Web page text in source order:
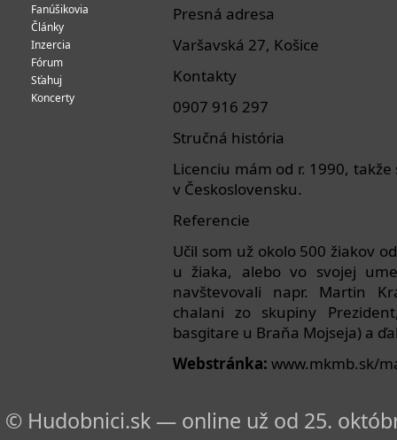
Fanúšikovia
Články
Inzercia
Fórum
Sťahuj
Koncerty
Presná adresa
Varšavská 27, Košice
Kontakty
0907 916 297
Stručná história
Licenciu mám od r. 1990,
v Československu.
Referencie
Učil som už okolo 500 žiakov
u žiaka, alebo vo svojej
navštevovali napr. Martin
chalani zo skupiny
basgitare u Braňa Mojseja) a
Webstránka: www.mkmb.sk/
© Hudobnici.sk — online už od 25.